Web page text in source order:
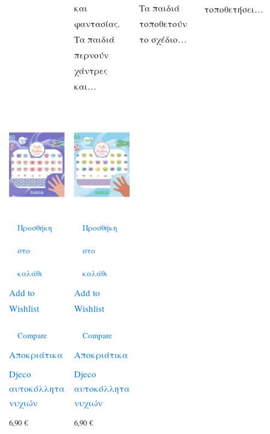
και
φαντασίας.
Τα παιδιά
περνούν
χάντρες
και…
Τα παιδιά
τοποθετούν
το σχέδιο…
τοποθετήσει…
Προσθήκη
στο
καλάθι
Add to
Wishlist
Compare
Αποκριάτικα
Djeco
αυτοκόλλητα
νυχιών
6,90 €
Προσθήκη
στο
καλάθι
Add to
Wishlist
Compare
Αποκριάτικα
Djeco
αυτοκόλλητα
νυχιών
6,90€